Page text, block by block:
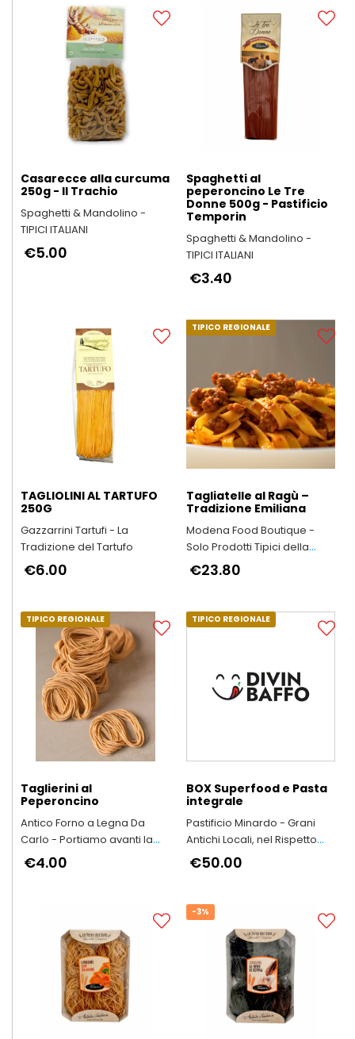
Casarecce alla curcuma
250g - Il Trachio
Spaghetti & Mandolino -
TIPICI ITALIANI
€5.00
Spaghetti al
peperoncino Le Tre
Donne 500g - Pastificio
Temporin
Spaghetti & Mandolino -
TIPICI ITALIANI
€3.40
TAGLIOLINI AL TARTUFO
250G
Gazzarrini Tartufi - La
Tradizione del Tartufo
€6.00
TIPICO REGIONALE
Tagliatelle al Ragù –
Tradizione Emiliana
Modena Food Boutique -
Solo Prodotti Tipici della
Provincia di Modena
€23.80
TIPICO REGIONALE
Taglierini al
Peperoncino
Antico Forno a Legna Da
Carlo - Portiamo avanti la
qualità e il buon gusto di
“una volta"
€4.00
TIPICO REGIONALE
BOX Superfood e Pasta
integrale
Pastificio Minardo - Grani
Antichi Locali, nel Rispetto
dell’Ambiente e della Salute
delle Persone
€50.00
-3%